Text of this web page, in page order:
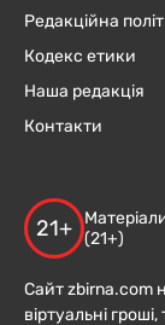
Редакційна
Кодекс етики
Наша редакція
Контакти
21+ (21+)
Сайт zbirna.com
віртуальні